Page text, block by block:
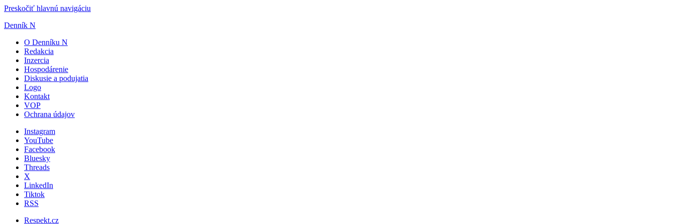
Preskočiť hlavnú navigáciu
Denník N
O Denníku N
Redakcia
Inzercia
Hospodárenie
Diskusie a podujatia
Logo
Kontakt
VOP
Ochrana údajov
Instagram
YouTube
Facebook
Bluesky
Threads
X
LinkedIn
Tiktok
RSS
Respekt.cz